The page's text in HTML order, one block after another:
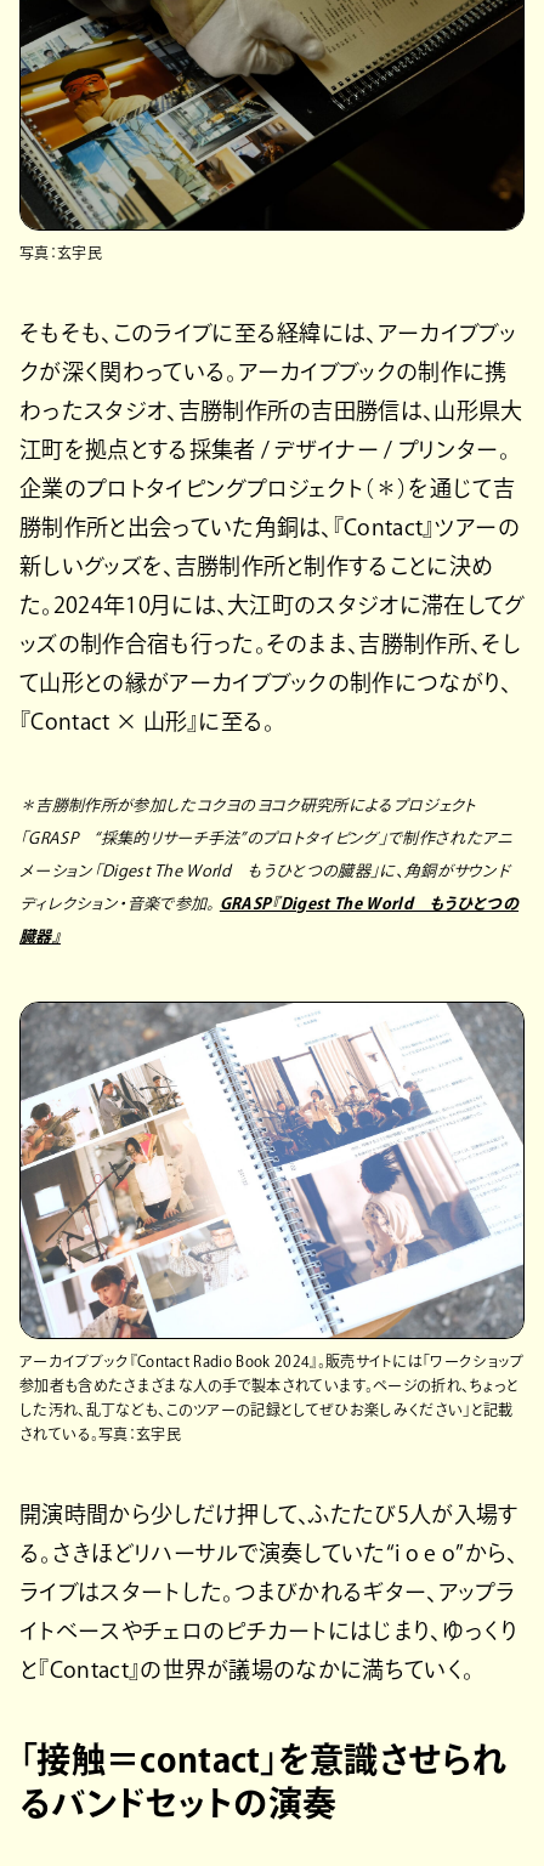
写真：玄宇民
そもそも、このライブに至る経緯には、アーカイブブッ
クが深く関わっている。アーカイブブックの制作に携
わったスタジオ、吉勝制作所の吉田勝信は、山形県大
江町を拠点とする採集者 / デザイナー / プリンター。
企業のプロトタイピングプロジェクト（＊）を通じて吉
勝制作所と出会っていた角銅は、『Contact』ツアーの
新しいグッズを、吉勝制作所と制作することに決め
た。2024年10月には、大江町のスタジオに滞在してグ
ッズの制作合宿も行った。そのまま、吉勝制作所、そし
て山形との縁がアーカイブブックの制作につながり、
『Contact × 山形』に至る。
＊吉勝制作所が参加したコクヨのヨコク研究所によるプロジェクト
「GRASP “採集的リサーチ手法”のプロトタイピング」で制作されたアニ
メーション「Digest The World もうひとつの臓器」に、角銅がサウンド
ディレクション・音楽で参加。 GRASP『Digest The World もうひとつの
臓器』
アーカイブブック『Contact Radio Book 2024』。販売サイトには「ワークショップ
参加者も含めたさまざまな人の手で製本されています。ページの折れ、ちょっと
した汚れ、乱丁なども、このツアーの記録としてぜひお楽しみください」と記載
されている。写真：玄宇民
開演時間から少しだけ押して、ふたたび5人が入場す
る。さきほどリハーサルで演奏していた“i o e o”から、
ライブはスタートした。つまびかれるギター、アップラ
イトベースやチェロのピチカートにはじまり、ゆっくり
と『Contact』の世界が議場のなかに満ちていく。
「接触＝contact」を意識させられ
るバンドセットの演奏